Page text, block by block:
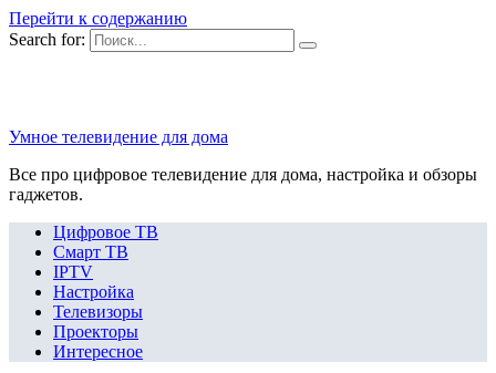
Перейти к содержанию
Search for:
Умное телевидение для дома
Все про цифровое телевидение для дома, настройка и обзоры
гаджетов.
Цифровое ТВ
Смарт ТВ
IPTV
Настройка
Телевизоры
Проекторы
Интересное